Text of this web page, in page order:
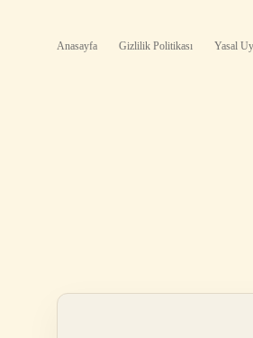
Anasayfa Gizlilik Politikası Yasal